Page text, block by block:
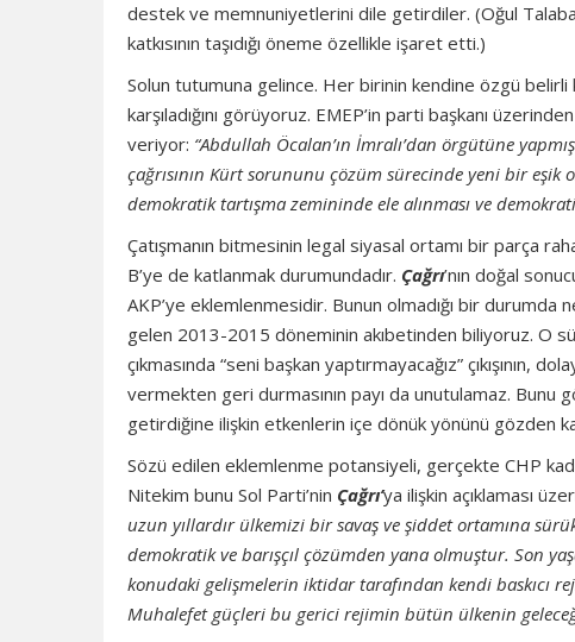
destek ve memnuniyetlerini dile getirdiler. (Oğul Talabani
katkısının taşıdığı öneme özellikle işaret etti.)
Solun tutumuna gelince. Her birinin kendine özgü belirli
karşıladığını görüyoruz. EMEP’in parti başkanı
veriyor: “Abdullah Öcalan’ın İmralı’dan örgütüne
çağrısının Kürt sorununu çözüm sürecinde yeni bir eşik
demokratik tartışma zemininde ele alınması ve
Çatışmanın bitmesinin legal siyasal ortamı bir parça
B’ye de katlanmak durumundadır. Çağrı’nın doğal
AKP’ye eklemlenmesidir. Bunun olmadığı bir durumda
gelen 2013-2015 döneminin akıbetinden biliyoruz. O
çıkmasında “seni başkan yaptırmayacağız” çıkışının,
vermekten geri durmasının payı da unutulamaz.
getirdiğine ilişkin etkenlerin içe dönük yönünü gözden
Sözü edilen eklemlenme potansiyeli, gerçekte CHP
Nitekim bunu Sol Parti’nin Çağrı’ya ilişkin açıklaması
uzun yıllardır ülkemizi bir savaş ve şiddet ortamına
demokratik ve barışçıl çözümden yana olmuştur. Son
konudaki gelişmelerin iktidar tarafından kendi baskıcı
Muhalefet güçleri bu gerici rejimin bütün ülkenin